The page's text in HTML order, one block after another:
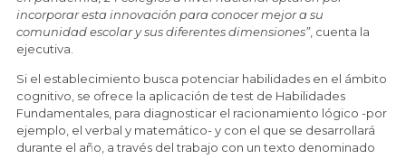
incorporar esta innovación para conocer mejor a su
comunidad escolar y sus diferentes dimensiones”, cuenta la
ejecutiva.
Si el establecimiento busca potenciar habilidades en el ámbito
cognitivo, se ofrece la aplicación de test de Habilidades
Fundamentales, para diagnosticar el racionamiento lógico -por
ejemplo, el verbal y matemático- y con el que se desarrollará
durante el año, a través del trabajo con un texto denominado